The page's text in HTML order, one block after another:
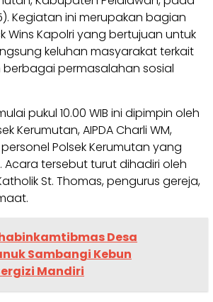
Kegiatan ini merupakan bagian
Wins Kapolri yang bertujuan untuk
keluhan masyarakat terkait
permasalahan sosial
pukul 10.00 WIB ini dipimpin oleh
Kerumutan, AIPDA Charli WM,
Polsek Kerumutan yang
Acara tersebut turut dihadiri oleh
St. Thomas, pengurus gereja,
Desa
Sambangi Kebun
Mandiri